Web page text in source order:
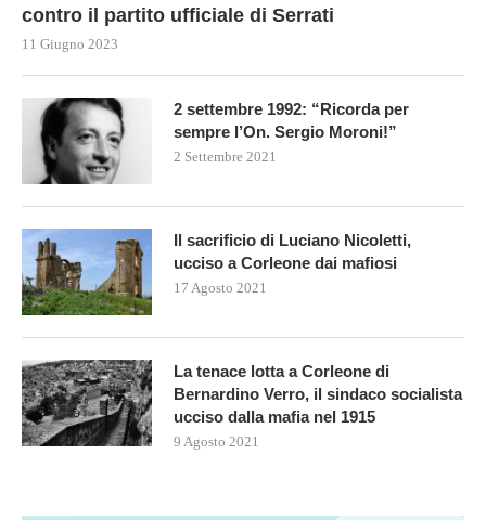
contro il partito ufficiale di Serrati
11 Giugno 2023
2 settembre 1992: “Ricorda per
sempre l’On. Sergio Moroni!”
2 Settembre 2021
Il sacrificio di Luciano Nicoletti,
ucciso a Corleone dai mafiosi
17 Agosto 2021
La tenace lotta a Corleone di
Bernardino Verro, il sindaco socialista
ucciso dalla mafia nel 1915
9 Agosto 2021